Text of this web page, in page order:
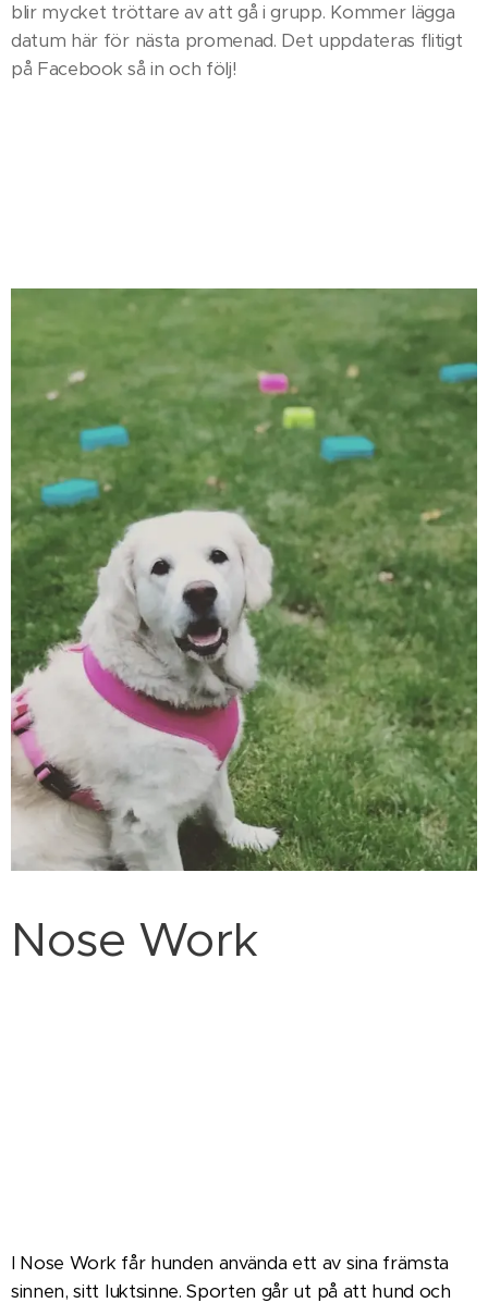
blir mycket tröttare av att gå i grupp. Kommer lägga
datum här för nästa promenad. Det uppdateras flitigt
på Facebook så in och följ!
Nose Work
I Nose Work får hunden använda ett av sina främsta
sinnen, sitt luktsinne. Sporten går ut på att hund och